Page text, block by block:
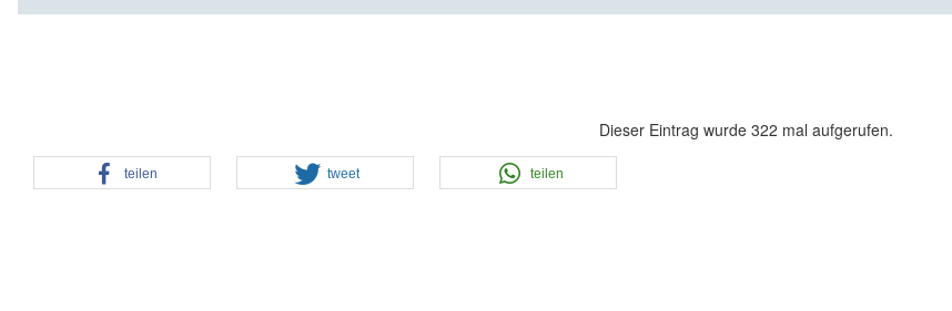
Dieser Eintrag wurde 322 mal aufgerufen.
teilen tweet teilen